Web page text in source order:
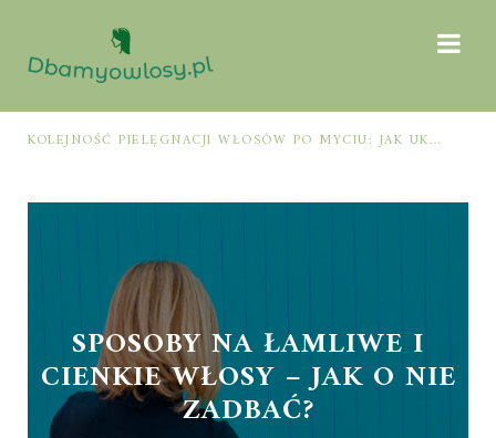
KOLEJNOŚĆ PIELĘGNACJI WŁOSÓW PO MYCIU: JAK UKŁADAĆ ODŻYWKĘ, TERMOOCHRONĘ I STYLIZACJĘ, BY NIE PRZECIĄŻYĆ PASM
SPOSOBY NA ŁAMLIWE I
CIENKIE WŁOSY – JAK O NIE
ZADBAĆ?